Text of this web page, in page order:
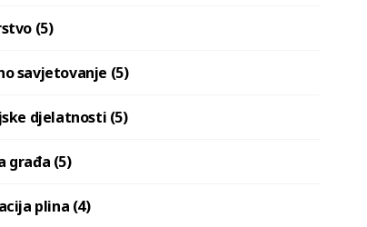
(5)
savjetovanje (5)
djelatnosti (5)
građa (5)
plina (4)